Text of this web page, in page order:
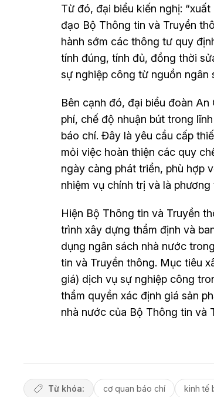
Từ đó, đại biểu kiến nghị:
đạo Bộ Thông tin và Truyền
hành sớm các thông tư quy
tính đúng, tính đủ, đồng thời
sự nghiệp công từ nguồn ngân
Bên cạnh đó, đại biểu đoàn
phí, chế độ nhuận bút trong
báo chí. Đây là yêu cầu cấp
mỏi việc hoàn thiện các quy
ngày càng phát triển, phù hợp
nhiệm vụ chính trị và là
Hiện Bộ Thông tin và Truyền
trình xây dựng thẩm định và
dụng ngân sách nhà nước
tin và Truyền thông. Mục tiêu
giá) dịch vụ sự nghiệp công
thẩm quyền xác định giá sản
nhà nước của Bộ Thông tin và
Từ khóa: cơ quan báo chí kinh tế